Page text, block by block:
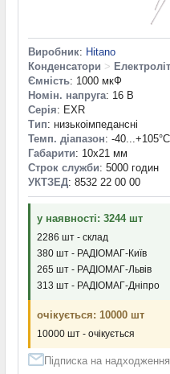
Виробник: Hitano
Конденсатори >
Ємність: 1000 мкФ
Номін. напруга: 16 В
Серія: EXR
Тип: низькоімпедансні
Темп. діапазон: -40...+105°С
Габарити: 10x21 мм
Строк служби: 5000 годин
УКТЗЕД: 8532 22 00 00
у наявності: 3244 шт
2286 шт - склад
380 шт - РАДІОМАГ-Київ
265 шт - РАДІОМАГ-Львів
313 шт - РАДІОМАГ-Дніпро
очікується: 10000 шт
10000 шт - очікується
Підписка на надходження